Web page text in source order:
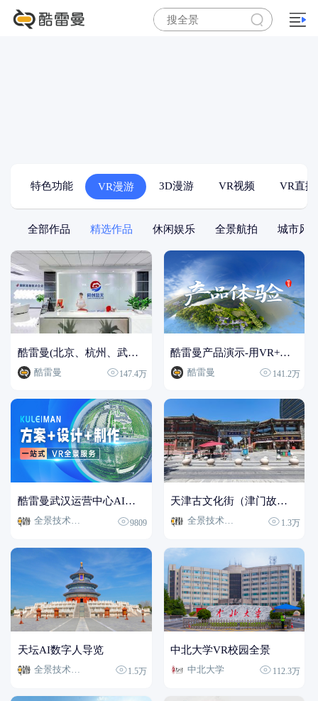
特色功能 VR漫游 3D漫游 VR视频 VR直播
全部作品 精选作品 休闲娱乐 全景航拍 城市风
酷雷曼(北京、杭州、武汉)企业内景
酷雷曼 147.4万
酷雷曼产品演示-用VR+AI讲好品牌故事
酷雷曼 141.2万
酷雷曼武汉运营中心AI数字人导览
全景技术专家 9809
天津古文化街（津门故里）AI数字人导览
全景技术专家 1.3万
天坛AI数字人导览
1.5万
中北大学VR校园全景
中北大学 112.3万